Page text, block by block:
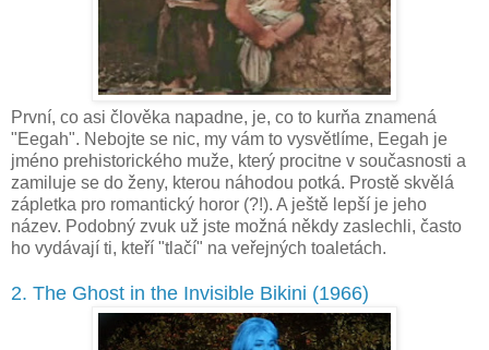
První, co asi člověka napadne, je, co to kurňa znamená
"Eegah". Nebojte se nic, my vám to vysvětlíme, Eegah je
jméno prehistorického muže, který procitne v současnosti a
zamiluje se do ženy, kterou náhodou potká. Prostě skvělá
zápletka pro romantický horor (?!). A ještě lepší je jeho
název. Podobný zvuk už jste možná někdy zaslechli, často
ho vydávají ti, kteří "tlačí" na veřejných toaletách.
2. The Ghost in the Invisible Bikini (1966)